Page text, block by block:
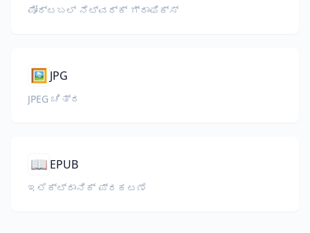
ಪೋರ್ಟಬಲ್ ನೆಟ್‌ವರ್ಕ್ ಗ್ರಾಫಿಕ್ಸ್
🖼️ JPG
JPEG ಚಿತ್ರ
📖 EPUB
ಇಲೆಕ್ಟ್ರಾನಿಕ್ ಪ್ರಕಟಣೆ